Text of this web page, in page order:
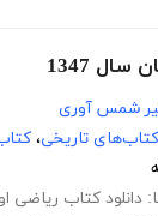
1347
شمس آوری
کتاب‌های تاریخی،
دانلود کتاب ریاضی